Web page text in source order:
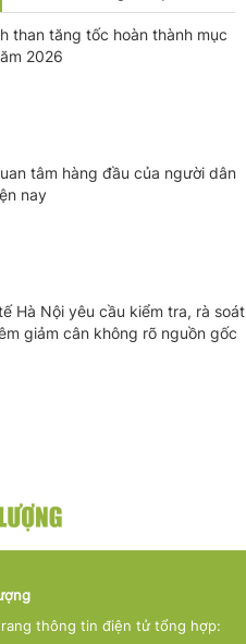
than tăng tốc hoàn thành mục
2026
tâm hàng đầu của người dân
nay
Hà Nội yêu cầu kiểm tra, rà soát
giảm cân không rõ nguồn gốc
thông tin điện tử tổng hợp: